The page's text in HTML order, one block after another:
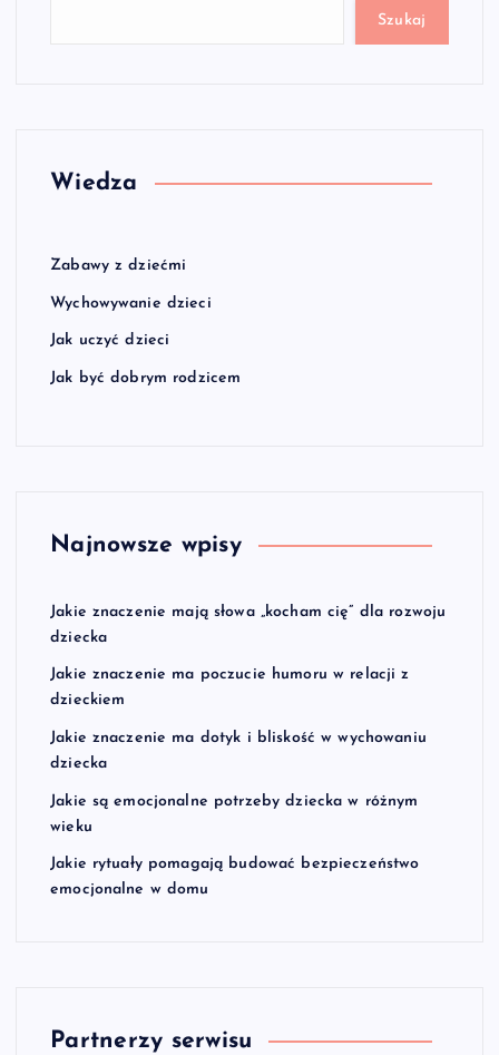
Szukaj
Wiedza
Zabawy z dziećmi
Wychowywanie dzieci
Jak uczyć dzieci
Jak być dobrym rodzicem
Najnowsze wpisy
Jakie znaczenie mają słowa „kocham cię” dla rozwoju
dziecka
Jakie znaczenie ma poczucie humoru w relacji z
dzieckiem
Jakie znaczenie ma dotyk i bliskość w wychowaniu
dziecka
Jakie są emocjonalne potrzeby dziecka w różnym
wieku
Jakie rytuały pomagają budować bezpieczeństwo
emocjonalne w domu
Partnerzy serwisu